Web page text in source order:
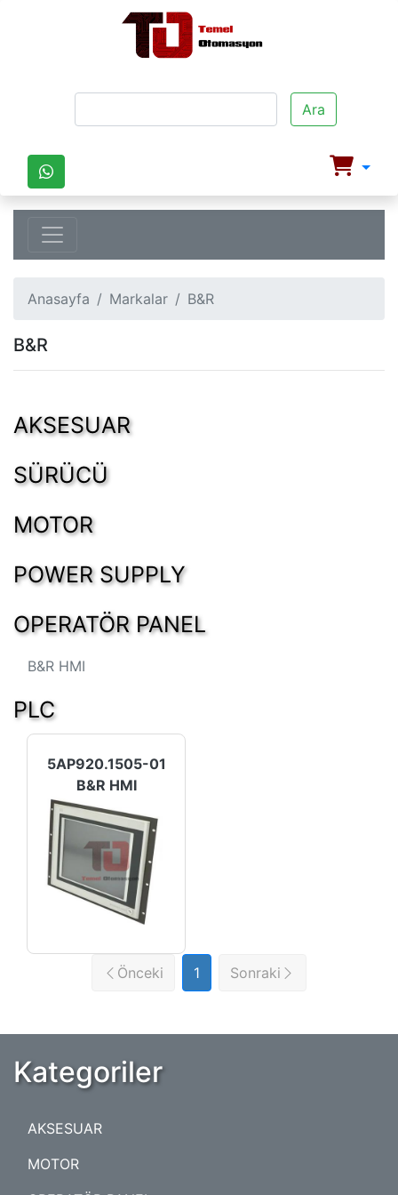
Ara
Anasayfa Markalar B&R
B&R
AKSESUAR
SÜRÜCÜ
MOTOR
POWER SUPPLY
OPERATÖR PANEL
B&R HMI
PLC
5AP920.1505-01
B&R HMI
Önceki 1 Sonraki
Kategoriler
AKSESUAR
MOTOR